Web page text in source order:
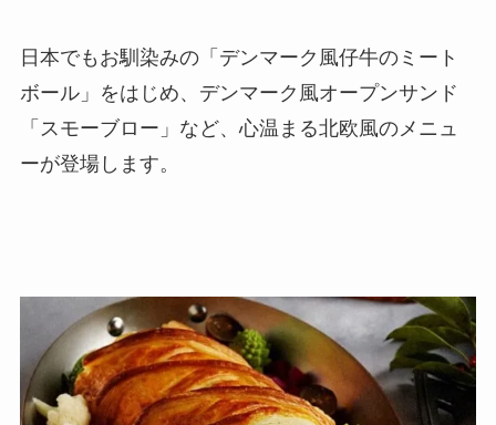
日本でもお馴染みの「デンマーク風仔牛のミート
ボール」をはじめ、デンマーク風オープンサンド
「スモーブロー」など、心温まる北欧風のメニュ
ーが登場します。